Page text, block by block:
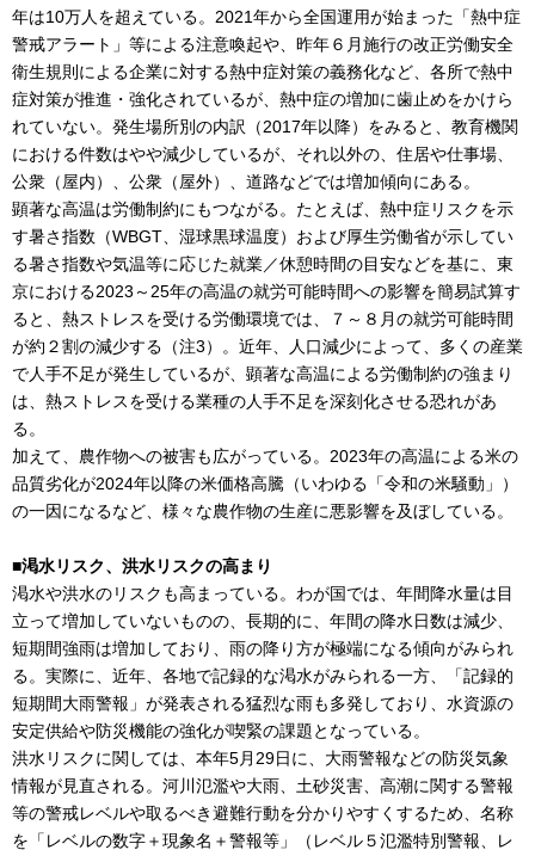
年は10万人を超えている。2021年から全国運用が始まった「熱中症
警戒アラート」等による注意喚起や、昨年６月施行の改正労働安全
衛生規則による企業に対する熱中症対策の義務化など、各所で熱中
症対策が推進・強化されているが、熱中症の増加に歯止めをかけら
れていない。発生場所別の内訳（2017年以降）をみると、教育機関
における件数はやや減少しているが、それ以外の、住居や仕事場、
公衆（屋内）、公衆（屋外）、道路などでは増加傾向にある。
顕著な高温は労働制約にもつながる。たとえば、熱中症リスクを示
す暑さ指数（WBGT、湿球黒球温度）および厚生労働省が示してい
る暑さ指数や気温等に応じた就業／休憩時間の目安などを基に、東
京における2023～25年の高温の就労可能時間への影響を簡易試算す
ると、熱ストレスを受ける労働環境では、７～８月の就労可能時間
が約２割の減少する（注3）。近年、人口減少によって、多くの産業
で人手不足が発生しているが、顕著な高温による労働制約の強まり
は、熱ストレスを受ける業種の人手不足を深刻化させる恐れがあ
る。
加えて、農作物への被害も広がっている。2023年の高温による米の
品質劣化が2024年以降の米価格高騰（いわゆる「令和の米騒動」）
の一因になるなど、様々な農作物の生産に悪影響を及ぼしている。
■渇水リスク、洪水リスクの高まり
渇水や洪水のリスクも高まっている。わが国では、年間降水量は目
立って増加していないものの、長期的に、年間の降水日数は減少、
短期間強雨は増加しており、雨の降り方が極端になる傾向がみられ
る。実際に、近年、各地で記録的な渇水がみられる一方、「記録的
短期間大雨警報」が発表される猛烈な雨も多発しており、水資源の
安定供給や防災機能の強化が喫緊の課題となっている。
洪水リスクに関しては、本年5月29日に、大雨警報などの防災気象
情報が見直される。河川氾濫や大雨、土砂災害、高潮に関する警報
等の警戒レベルや取るべき避難行動を分かりやすくするため、名称
を「レベルの数字＋現象名＋警報等」（レベル５氾濫特別警報、レ